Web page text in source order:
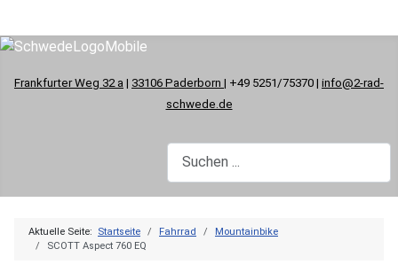
Frankfurter Weg 32 a | 33106 Paderborn | +49 5251/75370 | info@2-rad-
schwede.de
Aktuelle Seite: Startseite Fahrrad
Mountainbike
SCOTT Aspect 760 EQ